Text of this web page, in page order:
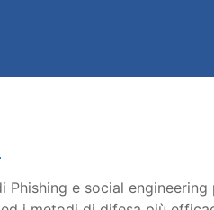
Phishing e social